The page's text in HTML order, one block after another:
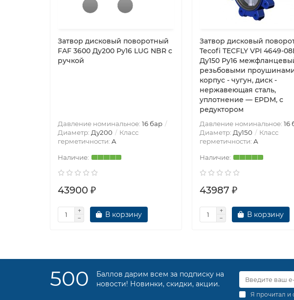
Затвор дисковый поворотный
FAF 3600 Ду200 Ру16 LUG NBR с
ручкой
Давление номинальное: 16 бар
Диаметр: Ду200
Класс
герметичности: A
43900 ₽
В корзину
Затвор дисковый
Tecofi TECFLY VPI 4649-
Ду150 Ру16
резьбовыми
корпус - чугун, диск -
нержавеющая сталь,
уплотнение — EPDM, с
редуктором
Давление номинальное: 16
Диаметр: Ду150
Класс
герметичности: A
43987 ₽
В корзину
500
Баллов дарим всем за подписку на
новости! Новинки, скидки, акции.
Я прочитал и